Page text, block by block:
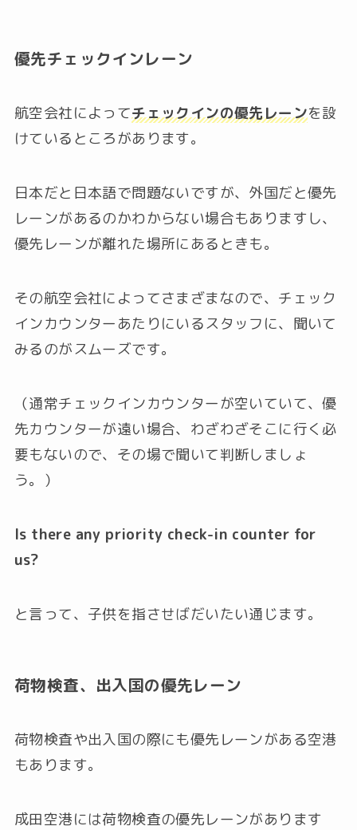
優先チェックインレーン
航空会社によってチェックインの優先レーンを設
けているところがあります。
日本だと日本語で問題ないですが、外国だと優先
レーンがあるのかわからない場合もありますし、
優先レーンが離れた場所にあるときも。
その航空会社によってさまざまなので、チェック
インカウンターあたりにいるスタッフに、聞いて
みるのがスムーズです。
（通常チェックインカウンターが空いていて、優
先カウンターが遠い場合、わざわざそこに行く必
要もないので、その場で聞いて判断しましょ
う。）
Is there any priority check-in counter for
us?
と言って、子供を指させばだいたい通じます。
荷物検査、出入国の優先レーン
荷物検査や出入国の際にも優先レーンがある空港
もあります。
成田空港には荷物検査の優先レーンがあります